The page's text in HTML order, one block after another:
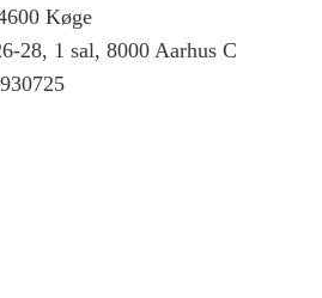
Køge
28, 1 sal, 8000 Aarhus C